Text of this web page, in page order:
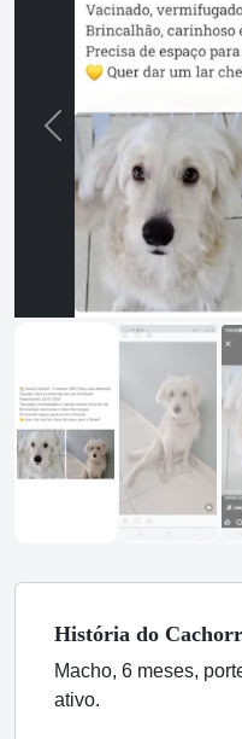
Previous
História do
Macho, 6 meses,
ativo.